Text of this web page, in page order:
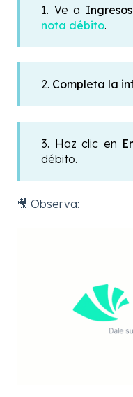
1. Ve a Ingresos
nota débito.
2. Completa la
3. Haz clic en
débito.
🎥 Observa: